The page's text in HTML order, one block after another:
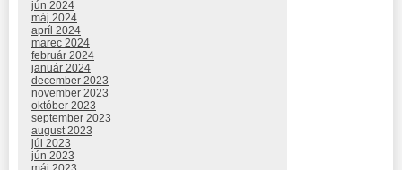
jún 2024
máj 2024
apríl 2024
marec 2024
február 2024
január 2024
december 2023
november 2023
október 2023
september 2023
august 2023
júl 2023
jún 2023